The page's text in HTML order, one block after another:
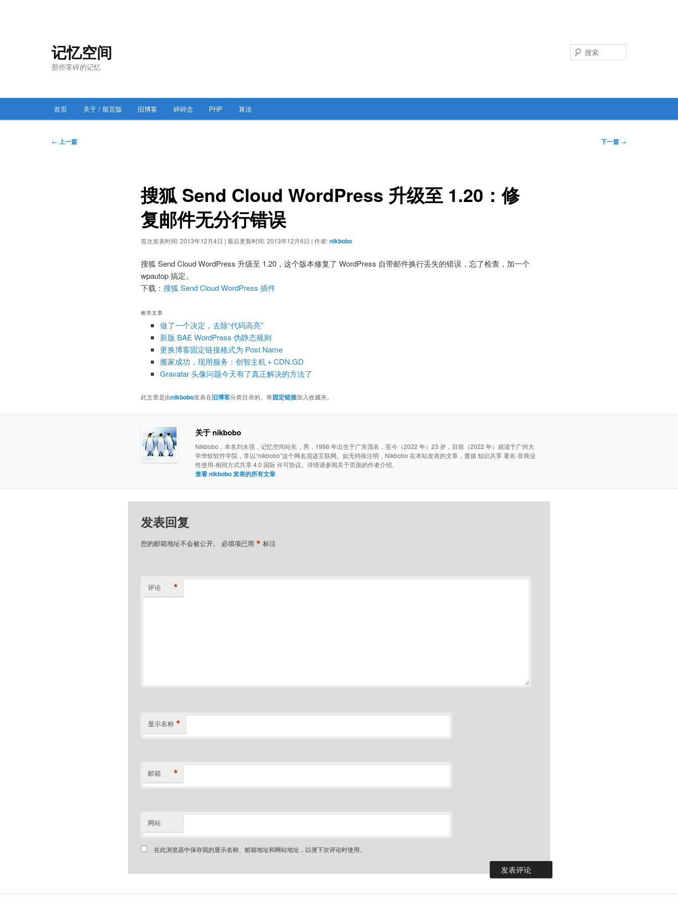
记忆空间
那些零碎的记忆
索
跳
首页 关于 / 留言版 旧博客 碎碎念 PHP 算法
文
← 上一篇 下一篇 →
搜狐 Send Cloud WordPress 升级至 1.20：修
复邮件无分行错误
首次发表时间:2013年12月4日 |最后更新时间:2013年12月6日 |作者:nikbobo
搜狐 Send Cloud WordPress 升级至 1.20，这个版本修复了 WordPress 自带邮件换行丢失的错误，忘了检查，加一个
wpautop 搞定。
下载：搜狐 Send Cloud WordPress 插件
相关文章
做了一个决定，去除“代码高亮”
新版 BAE WordPress 伪静态规则
更换博客固定链接格式为 Post Name
搬家成功，现用服务：创智主机＋CDN.GD
Gravatar 头像问题今天有了真正解决的方法了
此文章是由nikbobo发表在旧博客分类目录的。将固定链接加入收藏夹。
关于 nikbobo
Nikbobo，本名刘永强，记忆空间站长，男，1998 年出生于广东茂名，至今（2022 年）23 岁，目前（2022 年）就读于广州大
学华软软件学院，常以“nikbobo”这个网名混迹互联网。如无特殊注明，Nikbobo 在本站发表的文章，遵循 知识共享 署名-非商业
性使用-相同方式共享 4.0 国际 许可协议。详情请参阅关于页面的作者介绍。
查看 nikbobo 发表的所有文章
发表回复
您的邮箱地址不会被公开。 必填项已用* 标注
评论 *
显示名称 *
邮箱 *
网站
在此浏览器中保存我的显示名称、邮箱地址和网站地址，以便下次评论时使用。